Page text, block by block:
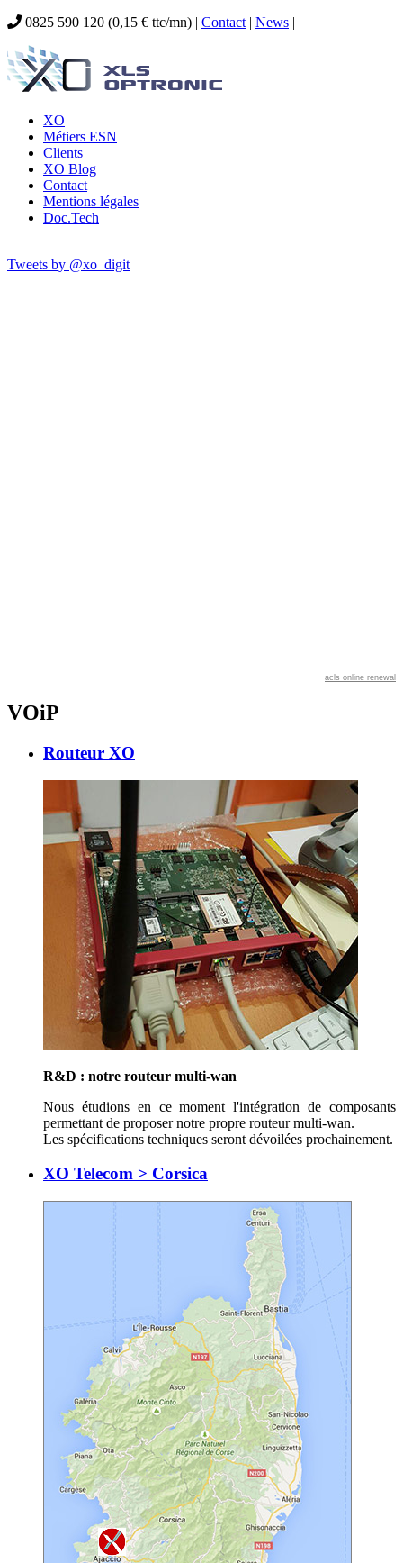
0825 590 120 (0,15 € ttc/mn) | Contact | News |
XO
Métiers ESN
Clients
XO Blog
Contact
Mentions légales
Doc.Tech
Tweets by @xo_digit
acls online renewal
VOiP
Routeur XO
R&D : notre routeur multi-wan
Nous étudions en ce moment l'intégration de composants
permettant de proposer notre propre routeur multi-wan.
Les spécifications techniques seront dévoilées prochainement.
XO Telecom > Corsica